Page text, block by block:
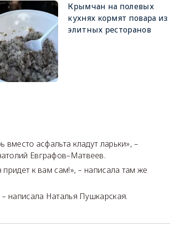
Крымчан на полевых
кухнях кормят повара из
элитных ресторанов
вместо асфальта кладут ларьки», –
Евграфов–Матвеев.
к вам сам!», – написала там же
написала Наталья Пушкарская.